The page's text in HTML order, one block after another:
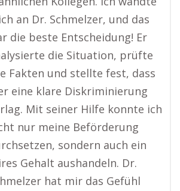
an Dr. Schmelzer, und das
die beste Entscheidung! Er
die Situation, prüfte
Fakten und stellte fest, dass
eine klare Diskriminierung
Mit seiner Hilfe konnte ich
nur meine Beförderung
sondern auch ein
Gehalt aushandeln. Dr.
hat mir das Gefühl